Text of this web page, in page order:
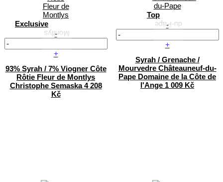
Exclusive
-
+
93% Syrah / 7% Viogner Côte
Rôtie Fleur de Montlys
Christophe Semaska 4 208
Kč
Top
-
+
Syrah / Grenache /
Mourvedre Châteauneuf-du-
Pape Domaine de la Côte de
l'Ange 1 009 Kč